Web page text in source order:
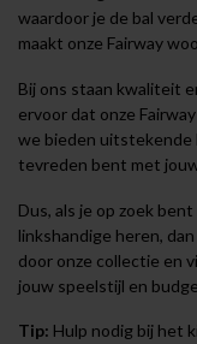
waardoor je de bal
maakt onze Fairway
Bij ons staan kwaliteit
ervoor dat onze
we bieden uitstekende
tevreden bent met
Dus, als je op zoek
linkshandige heren,
door onze collectie en
jouw speelstijl en
Tip: Hulp nodig bij het